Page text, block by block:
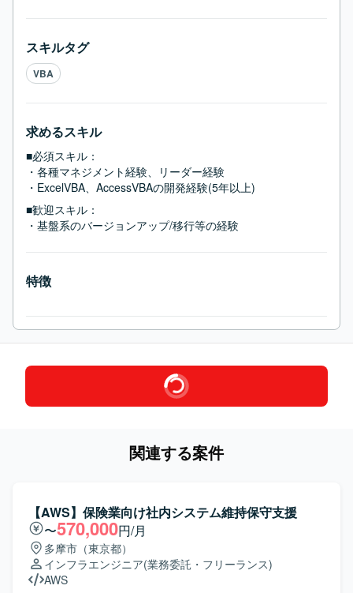
スキルタグ
VBA
求めるスキル
■必須スキル：
・各種マネジメント経験、リーダー経験
・ExcelVBA、AccessVBAの開発経験(5年以上)
■歓迎スキル：
・基盤系のバージョンアップ/移行等の経験
特徴
関連する案件
【AWS】保険業向け社内システム維持保守支援
〜570,000円/月
多摩市（東京都）
インフラエンジニア(業務委託・フリーランス)
AWS